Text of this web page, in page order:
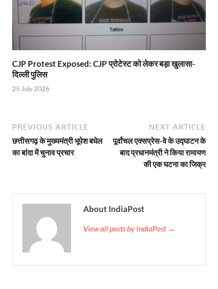
Pateshvari Mata Darshan: मुख्यमंत्री ने किए मां
She Leads Bharat: अंतर्राष्ट्रीय महिला दिवस 2026 के
Sabka Sath Sabka Vikas: प्रधानमंत्री नरेन्द्र मोदी 9
Holi Mahotsava: CM धामी ने कलश संगीत द्वारा
Gomati River: गोमती को स्वच्छ बनाने के लिए आज जुटेंगे
Railway Appointment Update: राजेश कुमार पांडे ने
Shri Krishna Jaman bhumi: श्रीकृष्ण जन्मभूमि के
India AI Impact Summit 2026: एमआईबी का पवेलियन
CJP Protest Exposed: CJP प्रोटेस्ट को लेकर बड़ा खुलासा-
दिल्ली पुलिस
25 July 2026
PREVIOUS ARTICLE
छत्तीसगढ़ के मुख्यमंत्री भूपेश बघेल
का बांदा में चुनाव प्रचार
NEXT ARTICLE
पूर्वांचल एक्सप्रेस-वे के उद्घाटन के
बाद प्रधानमंत्री ने किया रामायण
की एक घटना का जिक्र
About IndiaPost
View all posts by IndiaPost →